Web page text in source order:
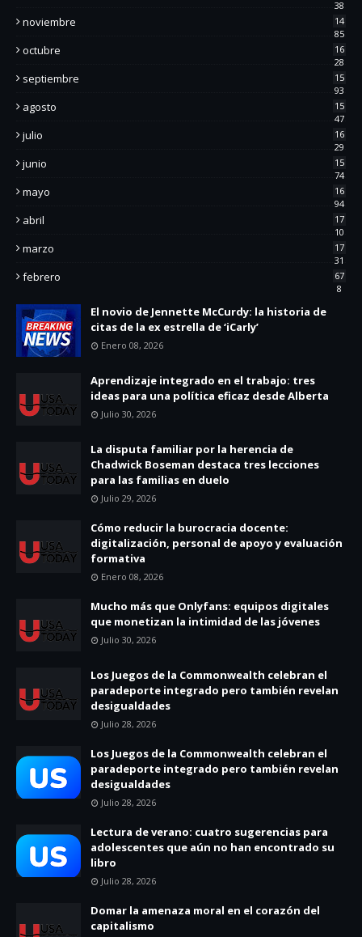
38
noviembre
14
85
octubre
16
28
septiembre
15
93
agosto
15
47
julio
16
29
junio
15
74
mayo
16
94
abril
17
10
marzo
17
31
febrero
67
8
El novio de Jennette McCurdy: la historia de
citas de la ex estrella de ‘iCarly’
Enero 08, 2026
Aprendizaje integrado en el trabajo: tres
ideas para una política eficaz desde Alberta
Julio 30, 2026
La disputa familiar por la herencia de
Chadwick Boseman destaca tres lecciones
para las familias en duelo
Julio 29, 2026
Cómo reducir la burocracia docente:
digitalización, personal de apoyo y evaluación
formativa
Enero 08, 2026
Mucho más que Onlyfans: equipos digitales
que monetizan la intimidad de las jóvenes
Julio 30, 2026
Los Juegos de la Commonwealth celebran el
paradeporte integrado pero también revelan
desigualdades
Julio 28, 2026
Los Juegos de la Commonwealth celebran el
paradeporte integrado pero también revelan
desigualdades
Julio 28, 2026
Lectura de verano: cuatro sugerencias para
adolescentes que aún no han encontrado su
libro
Julio 28, 2026
Domar la amenaza moral en el corazón del
capitalismo